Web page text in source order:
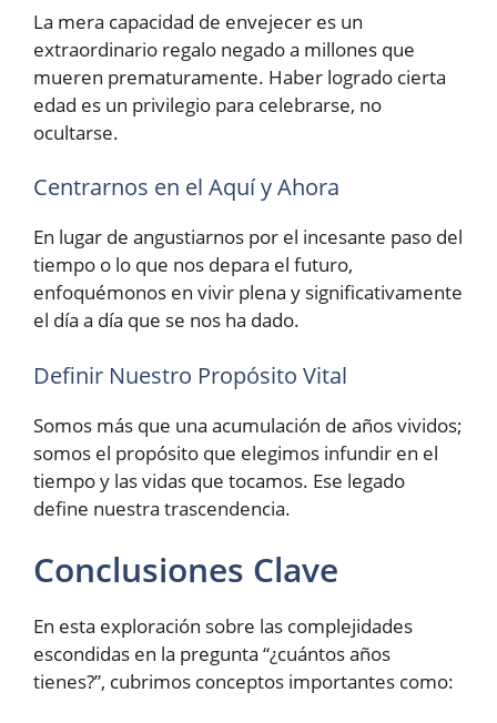
La mera capacidad de envejecer es un
extraordinario regalo negado a millones que
mueren prematuramente. Haber logrado cierta
edad es un privilegio para celebrarse, no
ocultarse.
Centrarnos en el Aquí y Ahora
En lugar de angustiarnos por el incesante paso del
tiempo o lo que nos depara el futuro,
enfoquémonos en vivir plena y significativamente
el día a día que se nos ha dado.
Definir Nuestro Propósito Vital
Somos más que una acumulación de años vividos;
somos el propósito que elegimos infundir en el
tiempo y las vidas que tocamos. Ese legado
define nuestra trascendencia.
Conclusiones Clave
En esta exploración sobre las complejidades
escondidas en la pregunta “¿cuántos años
tienes?”, cubrimos conceptos importantes como: